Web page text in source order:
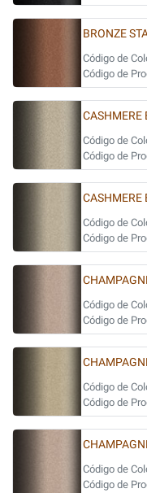
BRONZE
Código de
Código de
CASHMERE
Código de
Código de
CASHMERE
Código de
Código de
Código de
Código de
Código de
Código de
Código de
Código de